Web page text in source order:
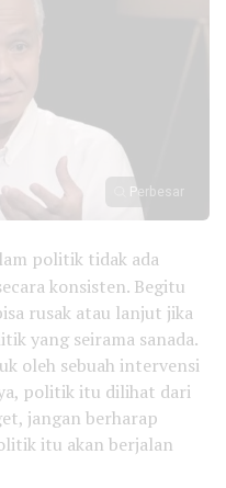
Perbesar
politik tidak ada
konsisten. Begitu
rusak atau lanjut jika
yang seirama sanada.
oleh sebuah intervensi
politik itu dilihat dari
jangan berharap
itu akan berjalan